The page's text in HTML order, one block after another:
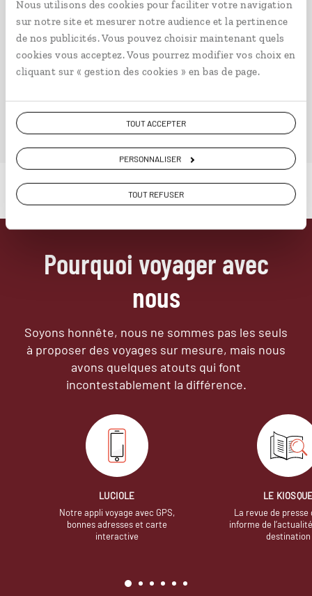
Nous utilisons des cookies pour faciliter votre navigation
sur notre site et mesurer notre audience et la pertinence
de nos publicités. Vous pouvez choisir maintenant quels
cookies vous acceptez. Vous pourrez modifier vos choix en
cliquant sur « gestion des cookies » en bas de page.
TOUT ACCEPTER
PERSONNALISER
TOUT REFUSER
8 jours / 7 nuits
à partir de 1550€
Pourquoi voyager avec
nous
Soyons honnête, nous ne sommes pas les seuls
à proposer des voyages sur mesure, mais nous
avons quelques atouts qui font
incontestablement la différence.
LUCIOLE
Notre appli voyage avec GPS,
bonnes adresses et carte
interactive
LE
La revue de presse
informe de
destination